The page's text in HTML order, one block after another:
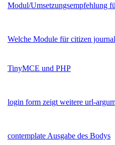
Modul/Umsetzungsempfehlung
Welche Module für citizen
TinyMCE und PHP
login form zeigt weitere url-
contemplate Ausgabe des Bodys